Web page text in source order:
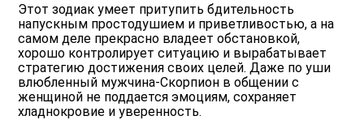
Этот зодиак умеет притупить бдительность
напускным простодушием и приветливостью, а на
самом деле прекрасно владеет обстановкой,
хорошо контролирует ситуацию и вырабатывает
стратегию достижения своих целей. Даже по уши
влюбленный мужчина-Скорпион в общении с
женщиной не поддается эмоциям, сохраняет
хладнокровие и уверенность.